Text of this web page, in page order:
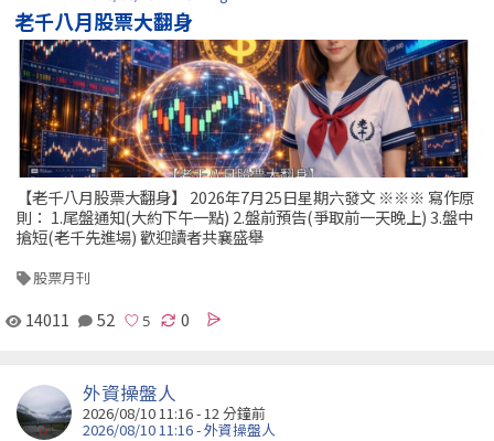
老千八月股票大翻身
【老千八月股票大翻身】 2026年7月25日星期六發文 ※※※ 寫作原
則： 1.尾盤通知(大約下午一點) 2.盤前預告(爭取前一天晚上) 3.盤中
搶短(老千先進場) 歡迎讀者共襄盛舉
股票月刊
14011 52 0
外資操盤人
2026/08/10 11:16 -12 分鐘前
2026/08/10 11:16 - 外資操盤人